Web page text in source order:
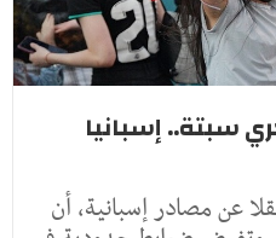
سبتة.. إسبانيا
عن مصادر إسبانية، أن